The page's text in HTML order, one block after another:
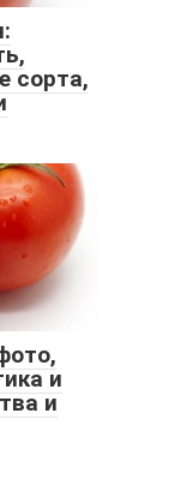
сорта,
и
и